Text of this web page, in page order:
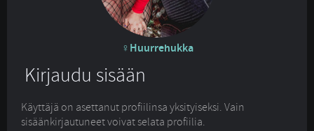
Huurrehukka
Kirjaudu sisään
Käyttäjä on asettanut profiilinsa yksityiseksi. Vain
sisäänkirjautuneet voivat selata profiilia.